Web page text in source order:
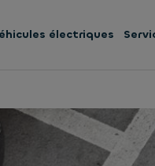
électriques